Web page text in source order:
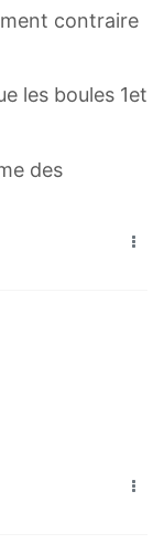
contraire
les boules 1et
des